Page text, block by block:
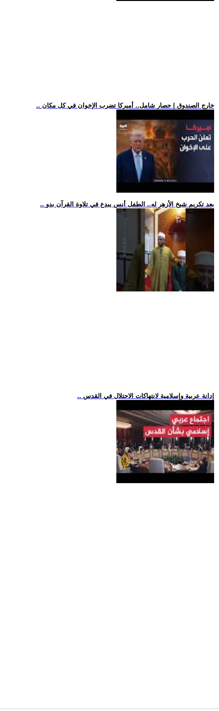
.. خارج الصندوق | حصار شامل.. أميركا تضرب الإخوان في كل مكان
.. بعد تكريم شيخ الأزهر له.. الطفل أنس يبدع في تلاوة القرآن بدو
.. إدانة عربية وإسلامية لانتهاكات الاحتلال في القدس